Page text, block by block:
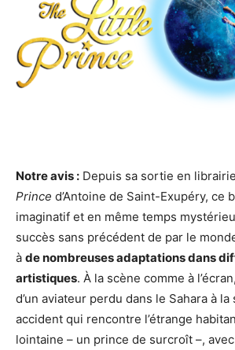
Notre avis : Depuis sa sortie en
Prince d’Antoine de Saint-Exupéry, ce
imaginatif et en même temps
succès sans précédent de par le
à de nombreuses adaptations dans
artistiques. À la scène comme à
d’un aviateur perdu dans le Sahara à la
accident qui rencontre l’étrange
lointaine – un prince de surcroît –,